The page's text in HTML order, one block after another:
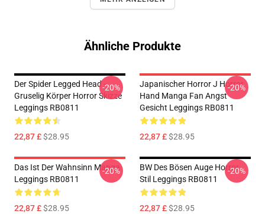
Ähnliche Produkte
Der Spider Legged Head -
Gruselig Körper Horror Skizze
Leggings RB0811
22,87 £$28.95
-20%
Japanischer Horror J Horror
Hand Manga Fan Angst
Gesicht Leggings RB0811
22,87 £$28.95
-20%
Das Ist Der Wahnsinn Manga
Leggings RB0811
22,87 £$28.95
-20%
BW Des Bösen Auge Horror
Stil Leggings RB0811
22,87 £$28.95
-20%